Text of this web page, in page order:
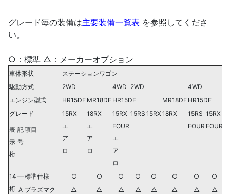
グレード毎の装備は主要装備一覧表 を参照してくださ
い。
○：標準 △：メーカーオプション
車体形状
ステーションワゴン
駆動方式
2WD 4WD 2WD
4WD
エンジン型式
HR15DE MR18DE HR15DE MR18DE HR15DE
グレード
15RX
エ
ア
ロ
18RX
エ
ア
ロ
15RX
FOUR
エ
ア
ロ
15RS 15RX 18RX
15RS
FOUR
15RX
FOUR
表
示
桁
記
号
項目
14
桁
—標準仕様 ○ ○ ○ ○ ○ ○ ○
○
A プラズマク
△ △ △ △ △ △ △ △